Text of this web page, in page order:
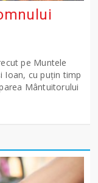
pe Muntele
Ioan, cu puțin timp
Mântuitorului